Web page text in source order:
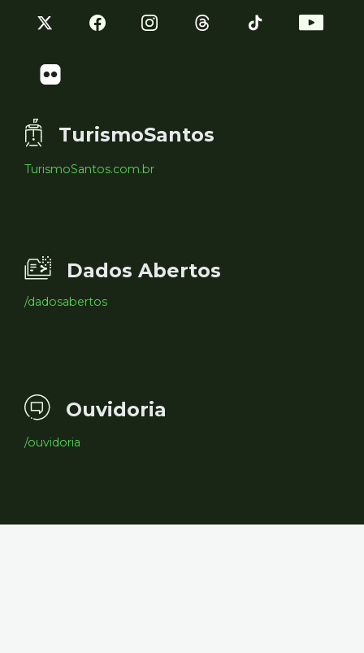
TurismoSantos
TurismoSantos.com.br
Dados Abertos
/dadosabertos
Ouvidoria
/ouvidoria